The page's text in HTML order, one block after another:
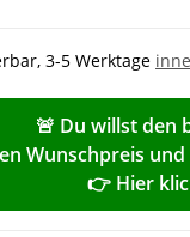
3-5 Werktage
🚨 Du willst den
Wunschpreis
👉 Hier